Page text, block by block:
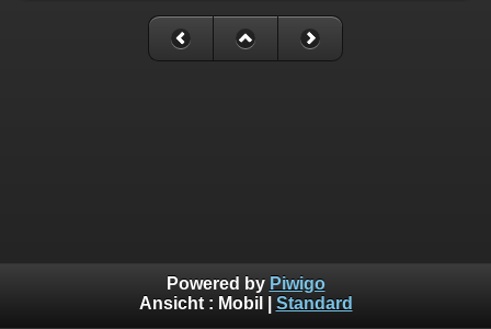
Powered by Piwigo
Ansicht : Mobil Standard